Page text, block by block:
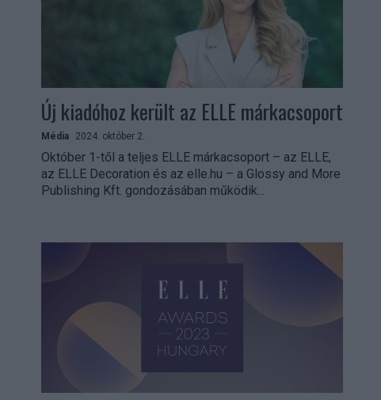
Új kiadóhoz került az ELLE márkacsoport
Média 2024. október 2.
Október 1-től a teljes ELLE márkacsoport – az ELLE,
az ELLE Decoration és az elle.hu – a Glossy and More
Publishing Kft. gondozásában működik...